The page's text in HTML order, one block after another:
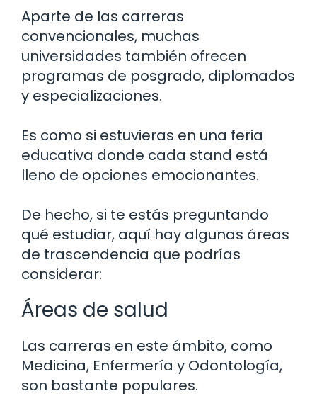
Aparte de las carreras
convencionales, muchas
universidades también ofrecen
programas de posgrado, diplomados
y especializaciones.
Es como si estuvieras en una feria
educativa donde cada stand está
lleno de opciones emocionantes.
De hecho, si te estás preguntando
qué estudiar, aquí hay algunas áreas
de trascendencia que podrías
considerar:
Áreas de salud
Las carreras en este ámbito, como
Medicina, Enfermería y Odontología,
son bastante populares.